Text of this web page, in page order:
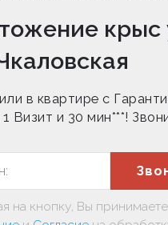
крыс
в квартире с
1 Визит и 30 мин***!
на кнопку, Вы принимаете